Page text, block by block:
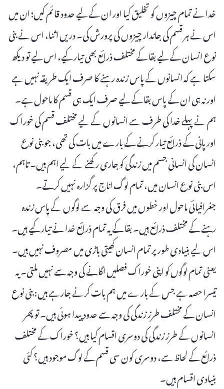
خدا نے تمام چیزوں کو تخلیق کیا اور ان کے لیے حدود قائم کیں؛ ان میں
اس نے ہر قسم کی جاندار چیزوں کی پرورش کی۔ دریں اثنا، اس نے بنی
نوع انسان کے لیے بقا کے مختلف ذرائع بھی تیار کیے، اس لیے تو دیکھ
سکتا ہے کہ انسانوں کے پاس زندہ رہنے کا صرف ایک طریقہ نہیں ہے
اور نہ ہی ان کے پاس بقا کے لیے صرف ایک ہی قسم کا ماحول ہے۔
ہم نے پہلے خدا کی طرف سے انسانوں کے لیے مختلف قسم کی خوراک
اور پانی کے ذرائع تیار کرنے کے بارے میں بات کی تھی، جو بنی نوع
انسان کی انسانی جسم میں زندگی کو جاری رکھنے کے لیے اہم ہیں۔ تاہم،
اس بنی نوع انسان میں، تمام لوگ اناج پر گزارہ نہیں کرتے۔
جغرافیائی ماحول اور خطوں میں فرق کی وجہ سے لوگوں کے پاس زندہ
رہنے کے مختلف ذرائع ہیں۔ بقا کے یہ تمام ذرائع خدا نے تیار کیے ہیں۔
اس لیے بنیادی طور پر تمام انسان کھیتی باڑی میں مصروف نہیں ہیں۔
یعنی تمام لوگوں کو اپنی خوراک فصلیں اگانے کی وجہ سے نہیں ملتی۔ یہ
تیسرا حصہ ہے جس کے بارے میں ہم بات کرنے جارہے ہیں: بنی نوع
انسان کے مختلف طرز زندگی کی وجہ سے حدود پیدا ہوئی ہیں۔ تو پھر
انسانوں کے طرز زندگی کی دوسری اقسام کیا ہیں؟ خوراک کے مختلف
ذرائع کے لحاظ سے، دوسری کون سی قسم کے لوگ موجود ہیں؟ کئی
بنیادی اقسام ہیں۔